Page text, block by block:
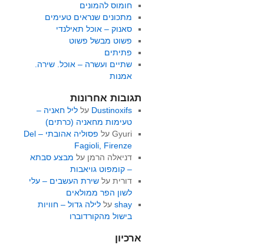
חומוס להמונים
מתכונים שנראים טעימים
סאנוק – אוכל תאילנדי
פשוט מבשל פשוט
פתיתים
שתיים ועשרה – אוכל. שירה.
אמנות
תגובות אחרונות
Dustinoxifs על ליל חאניה –
טעימות מחאניה (כרתים)
Gyuriעל
פסוליה אהובתי – Del
Fagioli, Firenze
דניאלה הרמן על מבצע סבתא
– קומפוט גויאבות
דוריתעל שירת העשבים – עלי
לשון הפר ממולאים
shayעל לילה גדול – חוויות
בישול מהקורדוברו
ארכיון